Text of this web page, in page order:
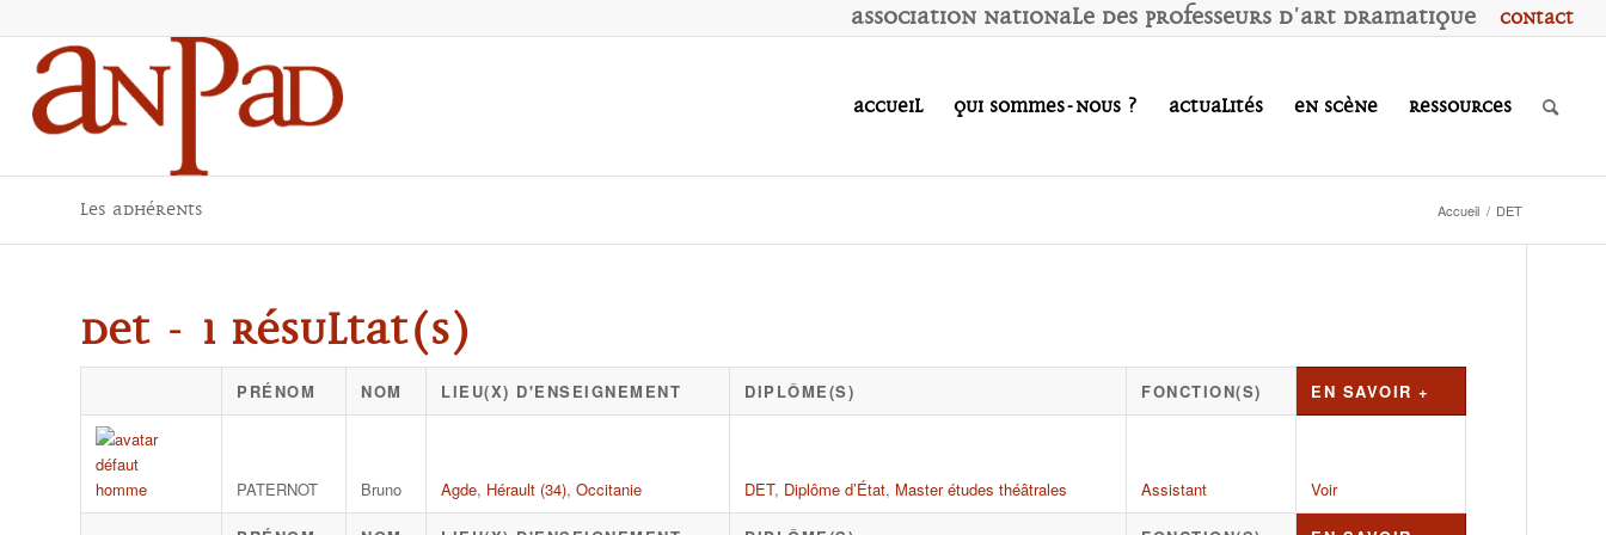
Contact
Association Nationale des Professeurs d'Art Dramatique
Accueil Qui sommes-nous ? Actualités En scène Ressources
Les adhérents Accueil / DET
DET - 1 résultat(s)
PRÉNOM NOM LIEU(X) D'ENSEIGNEMENT DIPLÔME(S) FONCTION(S) EN SAVOIR +
PATERNOT Bruno Agde, Hérault (34), Occitanie DET, Diplôme d’État, Master études théâtrales Assistant Voir